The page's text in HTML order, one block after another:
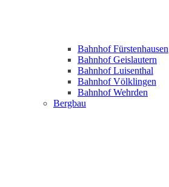
Bahnhof Fürstenhausen
Bahnhof Geislautern
Bahnhof Luisenthal
Bahnhof Völklingen
Bahnhof Wehrden
Bergbau